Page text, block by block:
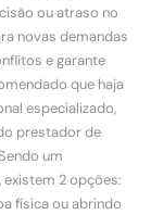
ou atraso no
novas demandas
e garante
que haja
especializado,
prestador de
um
2 opções:
física ou abrindo